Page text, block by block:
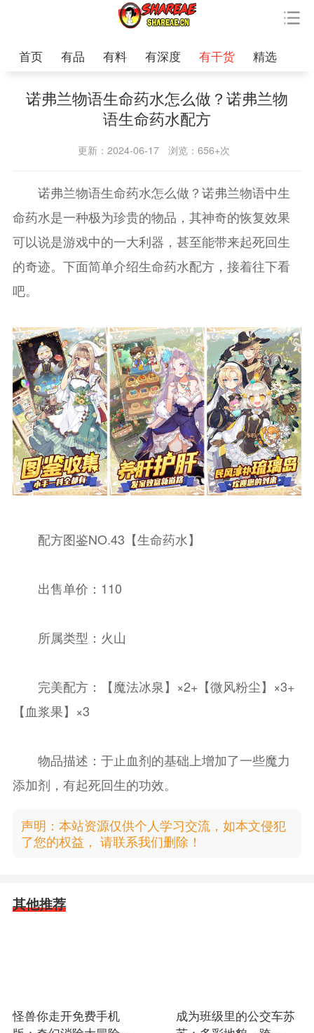
首页 有品 有料 有深度 有干货 精选
诺弗兰物语生命药水怎么做？诺弗兰物
语生命药水配方
更新：2024-06-17 浏览：656+次
诺弗兰物语生命药水怎么做？诺弗兰物语中生
命药水是一种极为珍贵的物品，其神奇的恢复效果
可以说是游戏中的一大利器，甚至能带来起死回生
的奇迹。下面简单介绍生命药水配方，接着往下看
吧。
配方图鉴NO.43【生命药水】
出售单价：110
所属类型：火山
完美配方：【魔法冰泉】×2+【微风粉尘】×3+
【血浆果】×3
物品描述：于止血剂的基础上增加了一些魔力
添加剂，有起死回生的功效。
声明：本站资源仅供个人学习交流，如本文侵犯
了您的权益， 请联系我们删除！
其他推荐
怪兽你走开免费手机
成为班级里的公交车苏